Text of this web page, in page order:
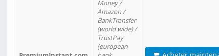
Money /
Amazon /
BankTransfer
(world wide) /
TrustPay
(european